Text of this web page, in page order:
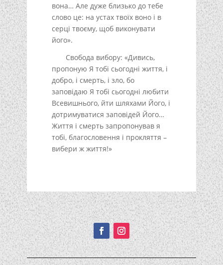
вона… Але дуже близько до тебе
слово це: на устах твоїх воно і в
серці твоєму, щоб виконувати
його».
Свобода вибору: «Дивись,
пропоную Я тобі сьогодні життя, і
добро, і смерть, і зло, бо
заповідаю Я тобі сьогодні любити
Всевишнього, йти шляхами Його, і
дотримуватися заповідей Його…
Життя і смерть запропонував я
тобі, благословення і прокляття –
вибери ж життя!»
Подписывайтесь!